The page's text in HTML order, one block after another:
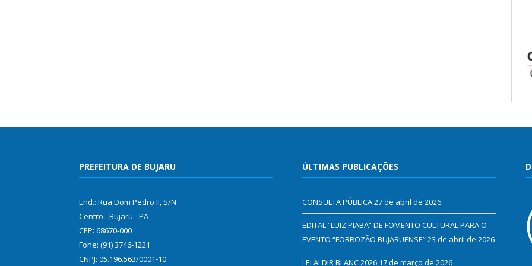
PREFEITURA DE BUJARU
End.: Rua Dom Pedro II, S/N
Centro - Bujaru - PA
CEP: 68670-000
Fone: (91) 3746-1221
CNPJ: 05.196.563/0001-10
ÚLTIMAS PUBLICAÇÕES
CONSULTA PÚBLICA27 de abril de 2026
EDITAL “LUIZ PIABA” DE FOMENTO CULTURAL PARA O
EVENTO “FORROZÃO BUJARUENSE”23 de abril de 2026
LEI ALDIR BLANC 2026 17 de março de 2026